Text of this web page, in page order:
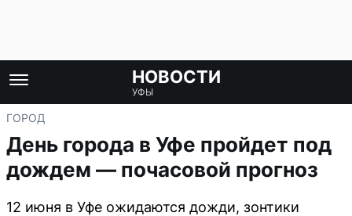
НОВОСТИ
УФЫ
ГОРОД
День города в Уфе пройдет под
дождем — почасовой прогноз
12 июня в Уфе ожидаются дожди, зонтики